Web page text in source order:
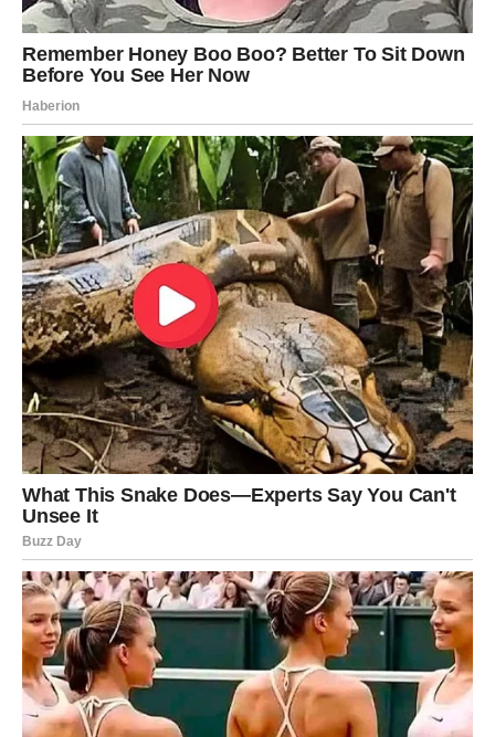
knjigu s receptima! Uživaj u jednostavnim
i ukusnim jelima koja će osvojiti tvoje
najdraže.
Jednim klikom preuzmi knjigu s najboljim
receptima!